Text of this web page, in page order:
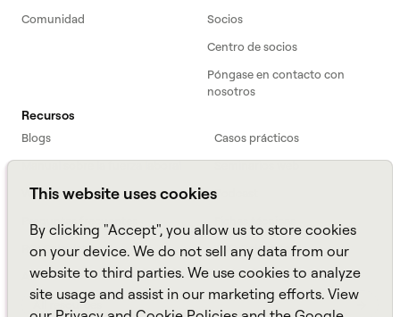
This website uses cookies
By clicking "Accept", you allow us to store cookies
on your device. We do not sell any data from our
website to third parties. We use cookies to analyze
site usage and assist in our marketing efforts. View
Comunidad
Socios
Centro de socios
Póngase en contacto con
nosotros
Recursos
Blogs
Casos prácticos
Webinars
Podcast
Preguntas frecuentes
ROI Calculator
TCO Calculator
Amazon Connect
All resources